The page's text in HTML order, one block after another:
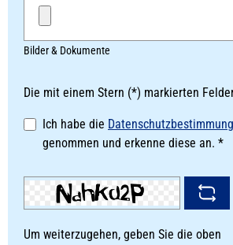
Bilder & Dokumente
Die mit einem Stern (*) markierten
Ich habe die
genommen und erkenne diese an. *
Um weiterzugehen, geben Sie die oben